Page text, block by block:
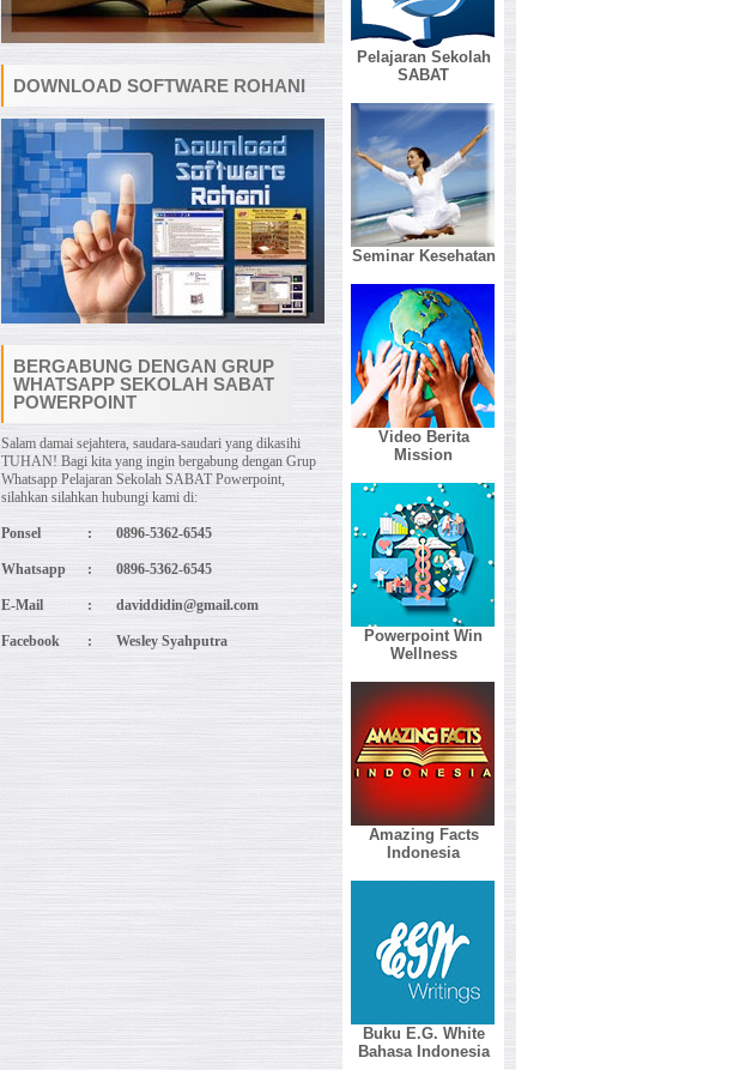
DOWNLOAD SOFTWARE ROHANI
BERGABUNG DENGAN GRUP
WHATSAPP SEKOLAH SABAT
POWERPOINT
Salam damai sejahtera, saudara-saudari yang dikasihi
TUHAN! Bagi kita yang ingin bergabung dengan Grup
Whatsapp Pelajaran Sekolah SABAT Powerpoint,
silahkan silahkan hubungi kami di:
Ponsel : 0896-5362-6545
Whatsapp : 0896-5362-6545
E-Mail : daviddidin@gmail.com
Facebook : Wesley Syahputra
Pelajaran Sekolah
SABAT
Seminar Kesehatan
Video Berita
Mission
Powerpoint Win
Wellness
Amazing Facts
Indonesia
Buku E.G. White
Bahasa Indonesia